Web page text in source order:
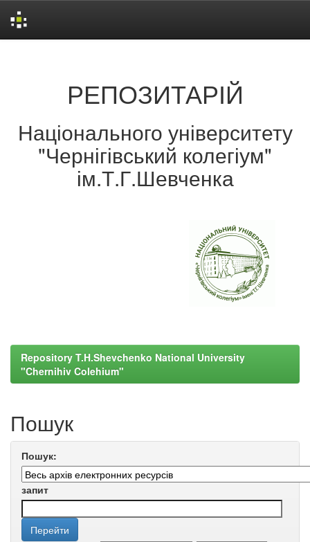
РЕПОЗИТАРІЙ
Національного університету
"Чернігівський колегіум"
ім.Т.Г.Шевченка
Repository T.H.Shevchenko National University
"Chernihiv Colehium"
Пошук
Пошук:
запит